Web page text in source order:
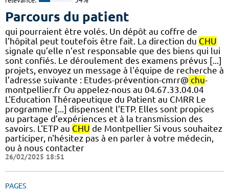
Parcours du patient
qui pourraient être volés. Un dépôt au coffre de
l’hôpital peut toutefois être fait. La direction du CHU
signale qu’elle n’est responsable que des biens qui lui
sont confiés. Le déroulement des examens prévus [...]
projets, envoyez un message à l'équipe de recherche à
l’adresse suivante : Etudes-prévention-cmrr@ chu-
montpellier.fr Ou appelez-nous au 04.67.33.04.04
L'Education Thérapeutique du Patient au CMRR Le
programme [...] dispensent l’ETP. Elles sont propices
au partage d’expériences et à la transmission des
savoirs. L'ETP au CHU de Montpellier Si vous souhaitez
participer, n'hésitez pas à en parler à votre médecin,
ou à nous contacter
26/02/2025 18:51
PAGES